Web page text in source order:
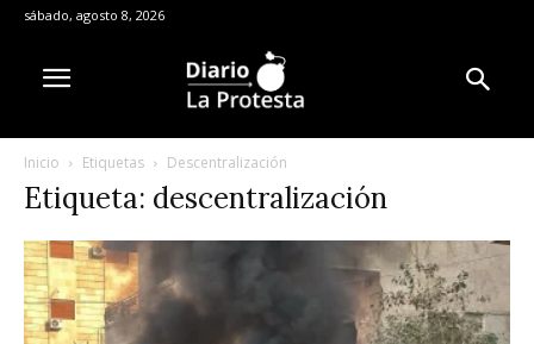
sábado, agosto 8, 2026
Inicio Etiquetas Descentralización
Etiqueta: descentralización